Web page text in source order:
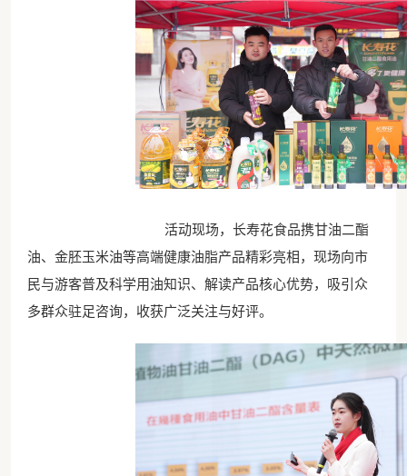
活动现场，长寿花食品携甘油二酯
油、金胚玉米油等高端健康油脂产品精彩亮相，现场向市
民与游客普及科学用油知识、解读产品核心优势，吸引众
多群众驻足咨询，收获广泛关注与好评。